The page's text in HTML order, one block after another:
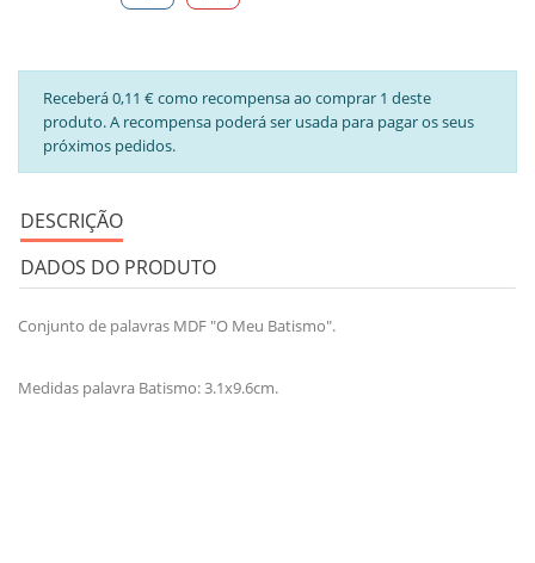
Receberá 0,11 € como recompensa ao comprar 1 deste
produto. A recompensa poderá ser usada para pagar os seus
próximos pedidos.
DESCRIÇÃO
DADOS DO PRODUTO
Conjunto de palavras MDF "O Meu Batismo".
Medidas palavra Batismo: 3.1x9.6cm.